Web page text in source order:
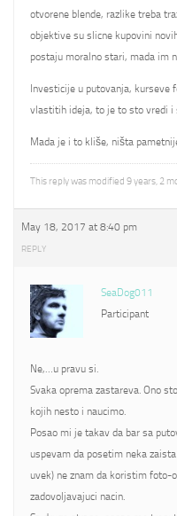
otvorene blende, razlike treba
objektive su slicne kupovini
postaju moralno stari, mada im
Investicije u putovanja,
vlastitih ideja, to je to sto vredi
Mada je i to kliše, ništa
This reply was modified 9 years, 2
May 18, 2017 at 8:40 pm
REPLY
SeaDog011
Participant
Ne,…u pravu si.
Svaka oprema zastareva. Ono
kojih nesto i naucimo.
Posao mi je takav da bar sa
uspevam da posetim neka
uvek) ne znam da koristim foto-
zadovoljavajuci nacin.